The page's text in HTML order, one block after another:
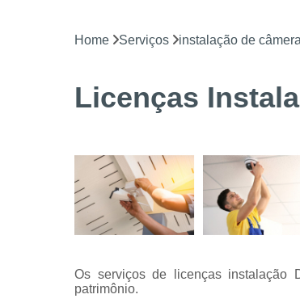
Home Serviços instalação de
Licenças
Os serviços de licenças instalação
patrimônio.